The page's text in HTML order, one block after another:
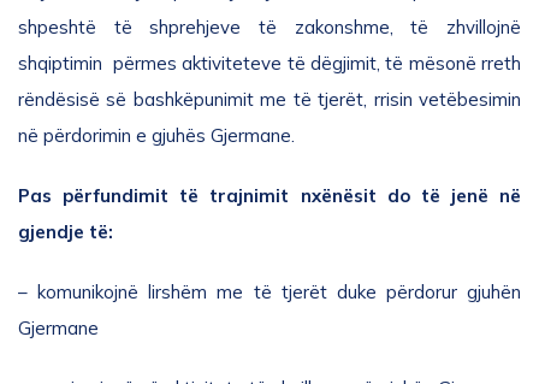
shpeshtë të shprehjeve të zakonshme, të zhvillojnë
shqiptimin përmes aktiviteteve të dëgjimit, të mësonë rreth
rëndësisë së bashkëpunimit me të tjerët, rrisin vetëbesimin
në përdorimin e gjuhës Gjermane.
Pas përfundimit të trajnimit nxënësit do të jenë në
gjendje të:
– komunikojnë lirshëm me të tjerët duke përdorur gjuhën
Gjermane